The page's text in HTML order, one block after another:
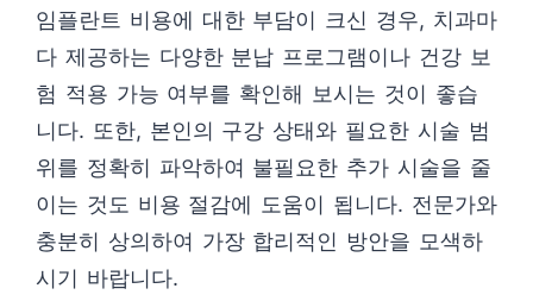
임플란트 비용에 대한 부담이 크신 경우, 치과마
다 제공하는 다양한 분납 프로그램이나 건강 보
험 적용 가능 여부를 확인해 보시는 것이 좋습
니다. 또한, 본인의 구강 상태와 필요한 시술 범
위를 정확히 파악하여 불필요한 추가 시술을 줄
이는 것도 비용 절감에 도움이 됩니다. 전문가와
충분히 상의하여 가장 합리적인 방안을 모색하
시기 바랍니다.